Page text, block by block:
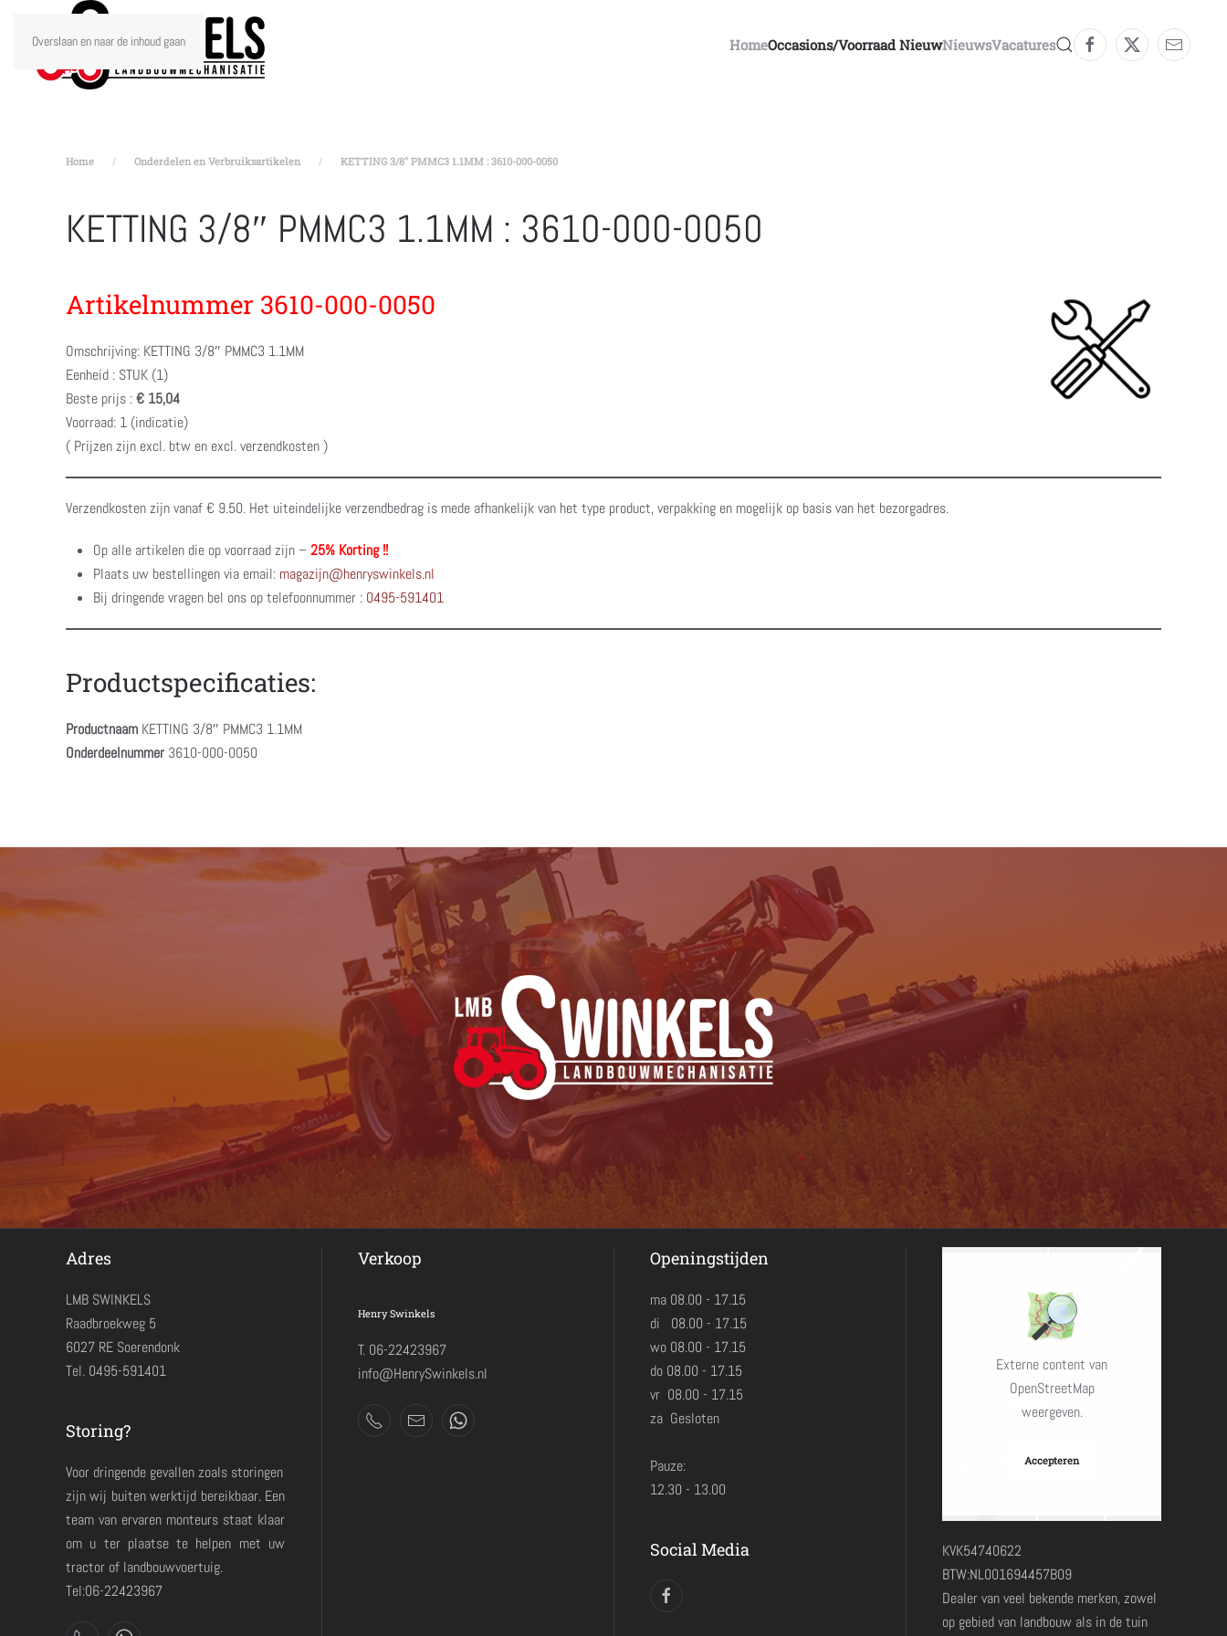
Overslaan en naar de inhoud gaan HomeOccasions/voorraad NieuwNieuwsVacatures
Home Onderdelen en Verbruiksartikelen KETTING 3/8″ PMMC3 1.1MM : 3610-000-0050
KETTING 3/8″ PMMC3 1.1MM : 3610-000-0050
Artikelnummer 3610-000-0050
Omschrijving: KETTING 3/8″ PMMC3 1.1MM
Eenheid : STUK (1)
Beste prijs :€ 15,04
Voorraad: 1 (indicatie)
( Prijzen zijn excl. btw en excl. verzendkosten )
Verzendkosten zijn vanaf € 9.50. Het uiteindelijke verzendbedrag is mede afhankelijk van het type product, verpakking en mogelijk op basis van het bezorgadres.
Op alle artikelen die op voorraad zijn – 25% Korting !!
Plaats uw bestellingen via email: magazijn@henryswinkels.nl
Bij dringende vragen bel ons op telefoonnummer : 0495-591401
Productspecificaties:
Productnaam KETTING 3/8″ PMMC3 1.1MM
Onderdeelnummer 3610-000-0050
Adres
LMB SWINKELS
Raadbroekweg 5
6027 RE Soerendonk
Tel. 0495-591401
Storing?
Voor dringende gevallen zoals storingen
zijn wij buiten werktijd bereikbaar. Een
team van ervaren monteurs staat klaar
om u ter plaatse te helpen met uw
tractor of landbouwvoertuig.
Tel:06-22423967
Verkoop
Henry Swinkels
T. 06-22423967
info@HenrySwinkels.nl
Openingstijden
ma 08.00 - 17.15
di 08.00 - 17.15
wo 08.00 - 17.15
do 08.00 - 17.15
vr 08.00 - 17.15
za Gesloten
Pauze:
12.30 - 13.00
Social Media
Externe content van
OpenStreetMap
weergeven.
Accepteren
KVK54740622
BTW:NL001694457B09
Dealer van veel bekende merken, zowel
op gebied van landbouw als in de tuin